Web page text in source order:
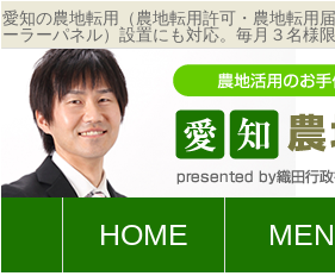
愛知の農地転用（農地転用許可・農地転用
ーラーパネル）設置にも対応。毎月３名様限
HOME